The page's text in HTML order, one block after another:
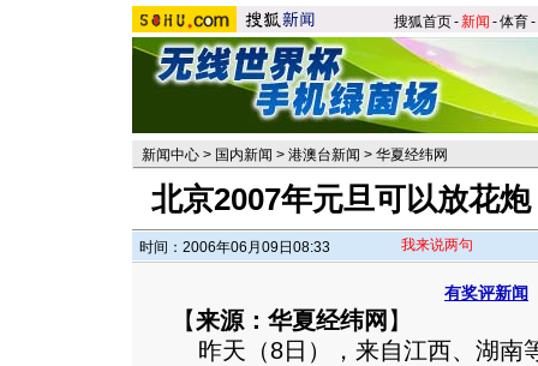
搜狐首页-新闻 -体育-
新闻中心 > 国内新闻 > 港澳台新闻 > 华夏经纬网
北京2007年元旦可以放花
时间：2006年06月09日08:33 我来说两句
有奖评新闻
【来源：华夏经纬网 】
昨天（8日），来自江西、湖南